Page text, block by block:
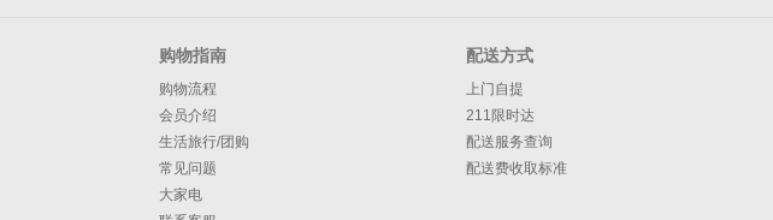
购物指南
购物流程
会员介绍
生活旅行/团购
常见问题
大家电
配送方式
上门自提
211限时达
配送服务查询
配送费收取标准